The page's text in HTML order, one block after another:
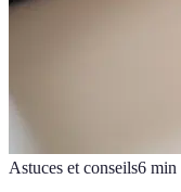
Astuces et conseils6 min